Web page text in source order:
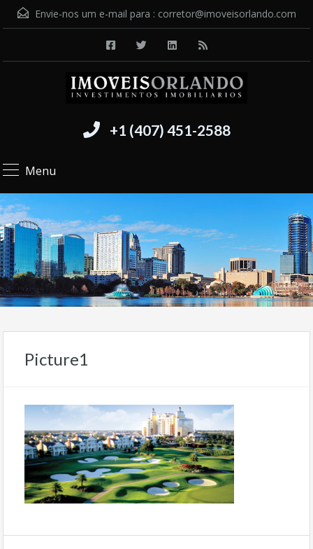
Envie-nos um e-mail para : corretor@imoveisorlando.com
+1 (407) 451-2588
Menu
Picture1